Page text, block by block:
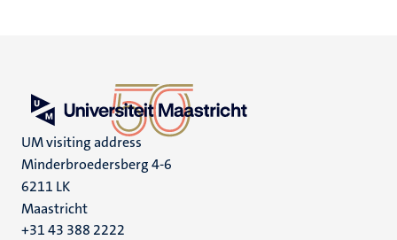
UM visiting address
Minderbroedersberg 4-6
6211 LK
Maastricht
+31 43 388 2222